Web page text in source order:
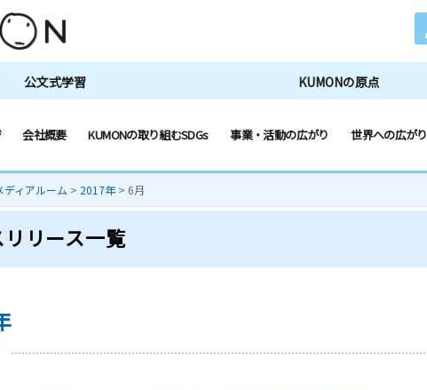
公文式学習 KUMONの原点
会社概要 KUMONの取り組むSDGs 事業・活動の広がり 世界への広がり
ディアルーム > 2017年> 6月
リリース一覧